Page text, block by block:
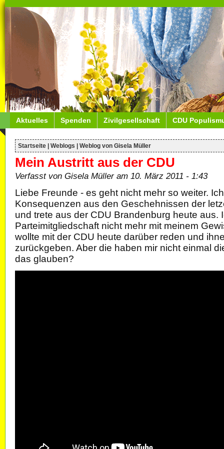
Aktuelles Spenden Zivilgesellschaft CDU
Startseite Weblogs Weblog von Gisela Müller
Mein Austritt aus der CDU
Verfasst von Gisela Müller am 10. März 2011 - 1:43
Liebe Freunde - es geht nicht mehr so weiter.
Konsequenzen aus den Geschehnissen der
und trete aus der CDU Brandenburg heute aus.
Parteimitgliedschaft nicht mehr mit meinem
wollte mit der CDU heute darüber reden und
zurückgeben. Aber die haben mir nicht einmal
das glauben?